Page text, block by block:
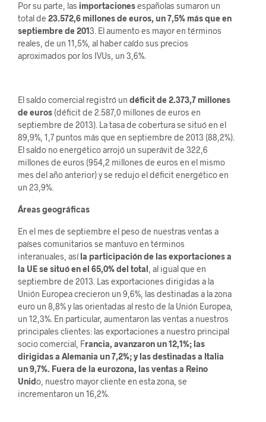
Por su parte, las importacionesespañolas sumaron un
total de 23.572,6 millones de euros, un 7,5% más que en
septiembre de 2013. El aumento es mayor en términos
reales, de un 11,5%, al haber caído sus precios
aproximados por los IVUs, un 3,6%.
El saldo comercial registró un déficit de 2.373,7 millones
de euros (déficit de 2.587,0 millones de euros en
septiembre de 2013). La tasa de cobertura se situó en el
89,9%, 1,7 puntos más que en septiembre de 2013 (88,2%).
El saldo no energético arrojó un superávit de 322,6
millones de euros (954,2 millones de euros en el mismo
mes del año anterior) y se redujo el déficit energético en
un 23,9%.
Áreas geográficas
En el mes de septiembre el peso de nuestras ventas a
países comunitarios se mantuvo en términos
interanuales, asíla participación de las exportaciones a
la UE se situó en el 65,0% del total , al igual que en
septiembre de 2013. Las exportaciones dirigidas a la
Unión Europea crecieron un 9,6%, las destinadas a la zona
euro un 8,8% y las orientadas al resto de la Unión Europea,
un 12,3%. En particular, aumentaron las ventas a nuestros
principales clientes: las exportaciones a nuestro principal
socio comercial, Francia, avanzaron un 12,1%; las
dirigidas a Alemania un 7,2%; y las destinadas a Italia
un 9,7%. Fuera de la eurozona, las ventas a Reino
Unido, nuestro mayor cliente en esta zona, se
incrementaron un 16,2%.